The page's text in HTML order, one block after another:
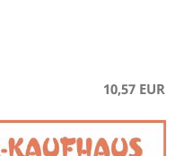
10,57 EUR